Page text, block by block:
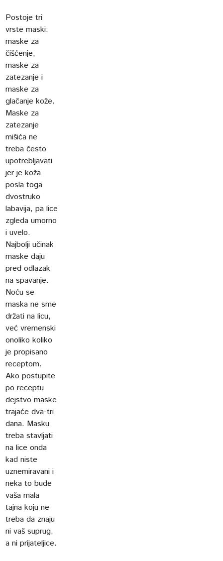
Postoje tri
vrste maski:
maske za
čišćenje,
maske za
zatezanje i
maske za
glačanje kože.
Maske za
zatezanje
mišića ne
treba često
upotrebljavati
jer je koža
posla toga
dvostruko
labavija, pa lice
zgleda umorno
i uvelo.
Najbolji učinak
maske daju
pred odlazak
na spavanje.
Noću se
maska ne sme
držati na licu,
već vremenski
onoliko koliko
je propisano
receptom.
Ako postupite
po receptu
dejstvo maske
trajaće dva-tri
dana. Masku
treba stavljati
na lice onda
kad niste
uznemiravani i
neka to bude
vaša mala
tajna koju ne
treba da znaju
ni vaš suprug,
a ni prijateljice.